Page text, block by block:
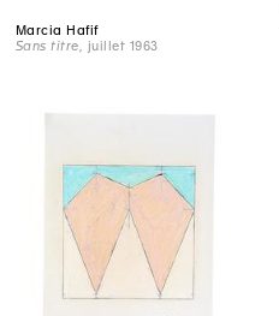
Marcia Hafif
Sans titre , juillet 1963